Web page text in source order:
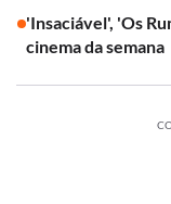
'Insaciável', 'Os
cinema da semana